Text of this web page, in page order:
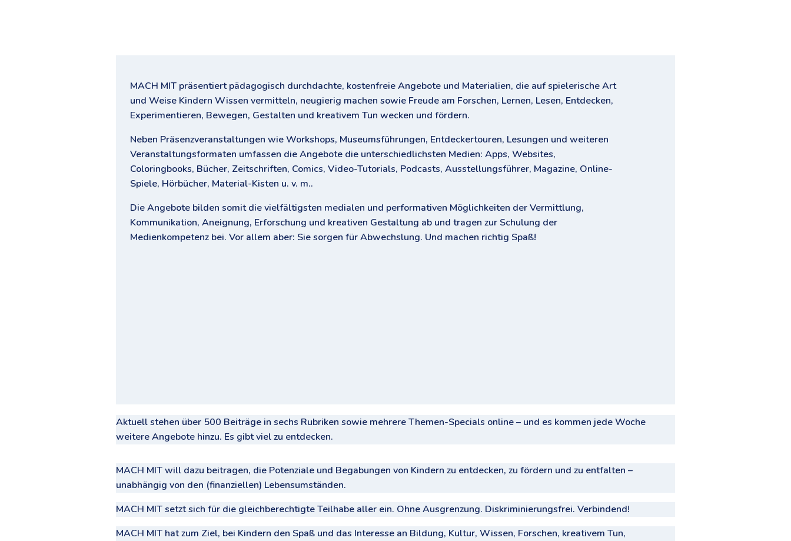
MACH MIT präsentiert pädagogisch durchdachte, kostenfreie Angebote und Materialien, die auf spielerische Art
und Weise Kindern Wissen vermitteln, neugierig machen sowie Freude am Forschen, Lernen, Lesen, Entdecken,
Experimentieren, Bewegen, Gestalten und kreativem Tun wecken und fördern.
Neben Präsenzveranstaltungen wie Workshops, Museumsführungen, Entdeckertouren, Lesungen und weiteren
Veranstaltungsformaten umfassen die Angebote die unterschiedlichsten Medien: Apps, Websites,
Coloringbooks, Bücher, Zeitschriften, Comics, Video-Tutorials, Podcasts, Ausstellungsführer, Magazine, Online-
Spiele, Hörbücher, Material-Kisten u. v. m..
Die Angebote bilden somit die vielfältigsten medialen und performativen Möglichkeiten der Vermittlung,
Kommunikation, Aneignung, Erforschung und kreativen Gestaltung ab und tragen zur Schulung der
Medienkompetenz bei. Vor allem aber: Sie sorgen für Abwechslung. Und machen richtig Spaß!
Aktuell stehen über 500 Beiträge in sechs Rubriken sowie mehrere Themen-Specials online – und es kommen jede Woche
weitere Angebote hinzu. Es gibt viel zu entdecken.
MACH MIT will dazu beitragen, die Potenziale und Begabungen von Kindern zu entdecken, zu fördern und zu entfalten –
unabhängig von den (finanziellen) Lebensumständen.
MACH MIT setzt sich für die gleichberechtigte Teilhabe aller ein. Ohne Ausgrenzung. Diskriminierungsfrei. Verbindend!
MACH MIT hat zum Ziel, bei Kindern den Spaß und das Interesse an Bildung, Kultur, Wissen, Forschen, kreativem Tun,